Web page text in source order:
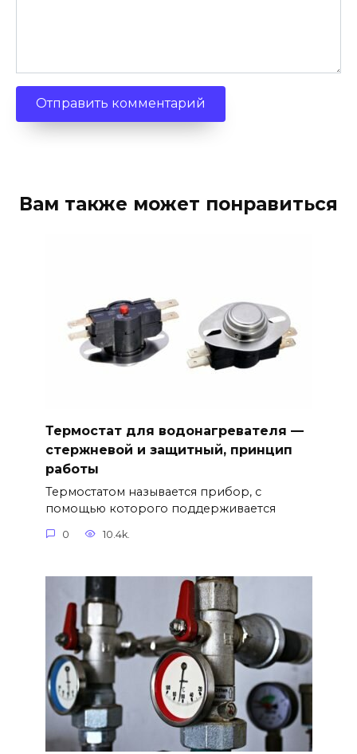
Вам также может понравиться
Термостат для водонагревателя —
стержневой и защитный, принцип
работы
Термостатом называется прибор, с
помощью которого поддерживается
0 10.4k.